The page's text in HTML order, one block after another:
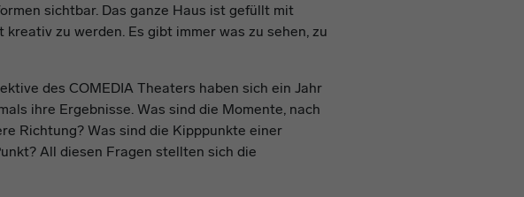
sichtbar. Das ganze Haus ist gefüllt mit
zu werden. Es gibt immer was zu sehen, zu
des COMEDIA Theaters haben sich ein Jahr
ihre Ergebnisse. Was sind die Momente, nach
Richtung? Was sind die Kipppunkte einer
All diesen Fragen stellten sich die